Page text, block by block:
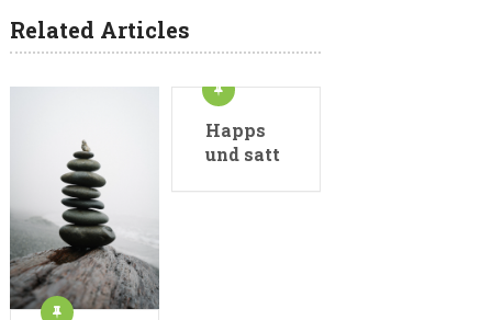
Related Articles
Happs
und satt